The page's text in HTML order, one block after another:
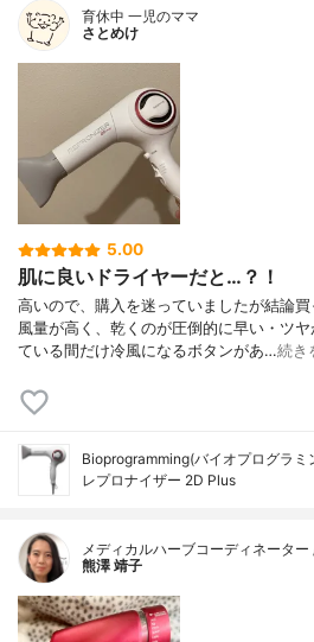
育休中 一児のママ
さとめけ
5.00
肌に良いドライヤーだと…？！
高いので、購入を迷っていましたが結論
風量が高く、乾くのが圧倒的に早い・ツ
ている間だけ冷風になるボタンがあ…続き
Bioprogramming(バイオプログラミ
レプロナイザー 2D Plus
メディカルハーブコーディネータ
熊澤 靖子